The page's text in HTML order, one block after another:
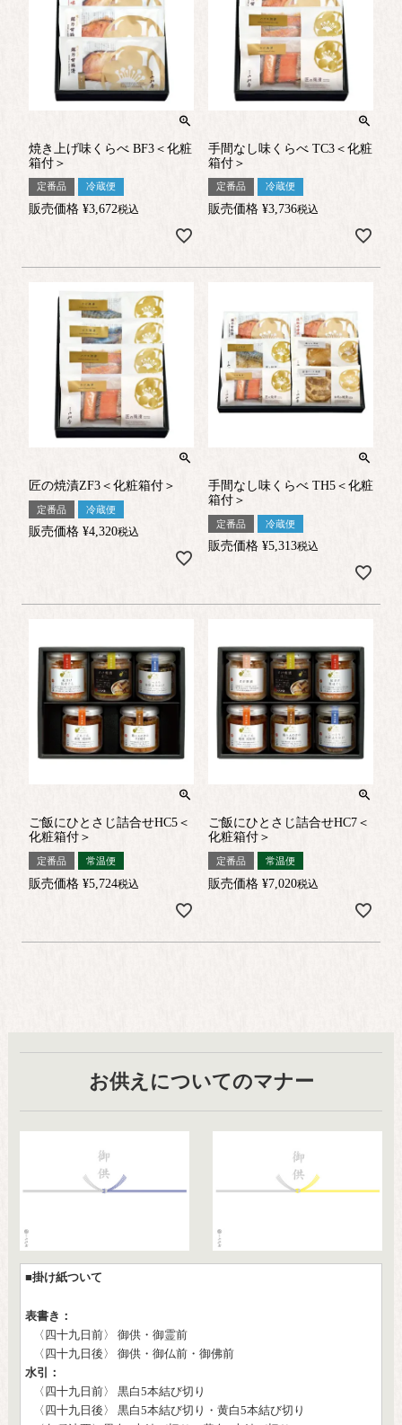
焼き上げ味くらべ BF3＜化粧
箱付＞
定番品 冷蔵便
販売価格 ¥3,672税込
手間なし味くらべ TC3＜化粧
箱付＞
定番品 冷蔵便
販売価格 ¥3,736税込
匠の焼漬ZF3＜化粧箱付＞
定番品 冷蔵便
販売価格 ¥4,320税込
手間なし味くらべ TH5＜化粧
箱付＞
定番品 冷蔵便
販売価格 ¥5,313税込
ご飯にひとさじ詰合せHC5＜
化粧箱付＞
定番品 常温便
販売価格 ¥5,724税込
ご飯にひとさじ詰合せHC7＜
化粧箱付＞
定番品 常温便
販売価格 ¥7,020税込
お供えについてのマナー
■掛け紙ついて
表書き：
〈四十九日前〉 御供・御霊前
〈四十九日後〉 御供・御仏前・御佛前
水引：
〈四十九日前〉 黒白5本結び切り
〈四十九日後〉 黒白5本結び切り・黄白5本結び切り